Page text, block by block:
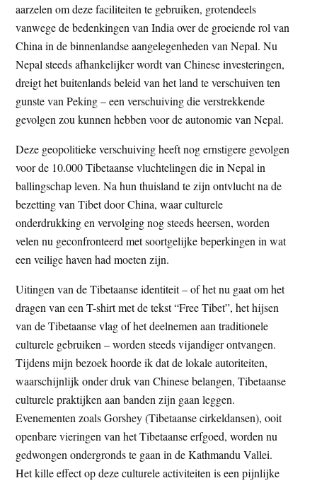
aarzelen om deze faciliteiten te gebruiken, grotendeels
vanwege de bedenkingen van India over de groeiende rol van
China in de binnenlandse aangelegenheden van Nepal. Nu
Nepal steeds afhankelijker wordt van Chinese investeringen,
dreigt het buitenlands beleid van het land te verschuiven ten
gunste van Peking – een verschuiving die verstrekkende
gevolgen zou kunnen hebben voor de autonomie van Nepal.
Deze geopolitieke verschuiving heeft nog ernstigere gevolgen
voor de 10.000 Tibetaanse vluchtelingen die in Nepal in
ballingschap leven. Na hun thuisland te zijn ontvlucht na de
bezetting van Tibet door China, waar culturele
onderdrukking en vervolging nog steeds heersen, worden
velen nu geconfronteerd met soortgelijke beperkingen in wat
een veilige haven had moeten zijn.
Uitingen van de Tibetaanse identiteit – of het nu gaat om het
dragen van een T-shirt met de tekst “Free Tibet”, het hijsen
van de Tibetaanse vlag of het deelnemen aan traditionele
culturele gebruiken – worden steeds vijandiger ontvangen.
Tijdens mijn bezoek hoorde ik dat de lokale autoriteiten,
waarschijnlijk onder druk van Chinese belangen, Tibetaanse
culturele praktijken aan banden zijn gaan leggen.
Evenementen zoals Gorshey (Tibetaanse cirkeldansen), ooit
openbare vieringen van het Tibetaanse erfgoed, worden nu
gedwongen ondergronds te gaan in de Kathmandu Vallei.
Het kille effect op deze culturele activiteiten is een pijnlijke